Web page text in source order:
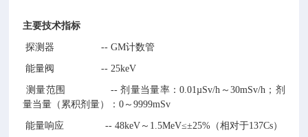
主要技术指标
探测器 -- GM计数管
能量阀 -- 25keV
测量范围 -- 剂量当量率：0.01µSv/h～30mSv/h；剂
量当量（累积剂量）：0～9999mSv
能量响应 -- 48keV～1.5MeV≤±25%（相对于137Cs）